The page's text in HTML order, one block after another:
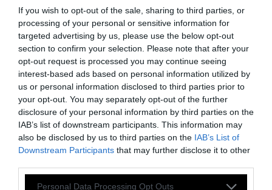
If you wish to opt-out of the sale, sharing to third parties, or
processing of your personal or sensitive information for
targeted advertising by us, please use the below opt-out
section to confirm your selection. Please note that after your
opt-out request is processed you may continue seeing
interest-based ads based on personal information utilized by
us or personal information disclosed to third parties prior to
your opt-out. You may separately opt-out of the further
disclosure of your personal information by third parties on the
IAB’s list of downstream participants. This information may
also be disclosed by us to third parties on the IAB’s List of
Downstream Participants that may further disclose it to other
Personal Data Processing Opt Outs
αντένα. Ανέβηκα βρίζοντας θεούς και
δαίμονες που είχα χάσει τα κανάλια και
καταριόμουνα τους νέους ενοίκους (αυτούς
μούρθε να φταίξω) που είχανε το θράσος να
πειράξουνε την σύνδεση μου. Πάτησα
θυμάμαι και κάποια σκουριασμένα καρφιά,
βρήκα και κάτι διαλυμένα έπιπλα πεταμένα
σε μια γωνιά, έριξα και μια ματιά στην πόλη
που μούμοιαζε σαν τέρας και ευχήθηκα να
ψηλά. Έλα όμως που προχθές ανέβηκα. Ετσι